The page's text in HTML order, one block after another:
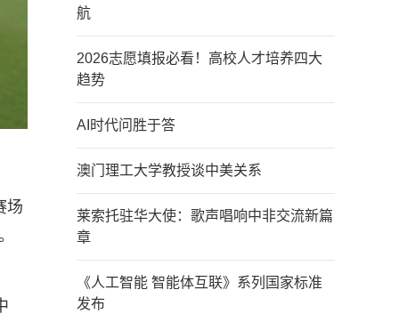
场
航
2026志愿填报必看！高校人才培养四大
趋势
AI时代问胜于答
澳门理工大学教授谈中美关系
莱索托驻华大使：歌声唱响中非交流新篇
章
《人工智能 智能体互联》系列国家标准
发布